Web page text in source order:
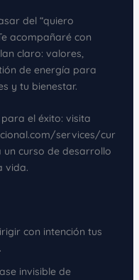
del “quiero
acompañaré con
claro: valores,
de energía para
y tu bienestar.
el éxito: visita
services/cur
curso de desarrollo
vida.
con intención tus
invisible de